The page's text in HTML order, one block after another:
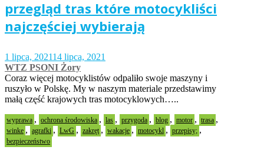
przegląd tras które motocykliści
najczęściej wybierają
1 lipca, 202114 lipca, 2021
WTZ PSONI Żory
Coraz więcej motocyklistów odpaliło swoje maszyny i
ruszyło w Polskę. My w naszym materiale przedstawimy
małą część krajowych tras motocyklowych…..
wyprawa , ochrona środowiska , las , przygoda , blog , motor , trasa ,
winke , agrafki , LwG , zakręt , wakacje , motocykl , przepisy; ,
bezpieczeństwo